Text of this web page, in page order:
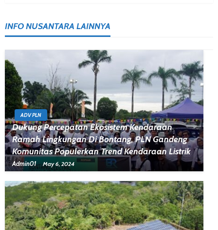
INFO NUSANTARA LAINNYA
ADV PLN
Dukung Percepatan Ekosistem Kendaraan
Ramah Lingkungan Di Bontang, PLN Gandeng
Komunitas Populerkan Trend Kendaraan Listrik
Admin01 May 6, 2024